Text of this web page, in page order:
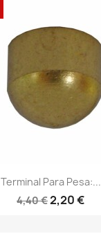
Terminal Para Pesa:...
4,40 €2,20 €